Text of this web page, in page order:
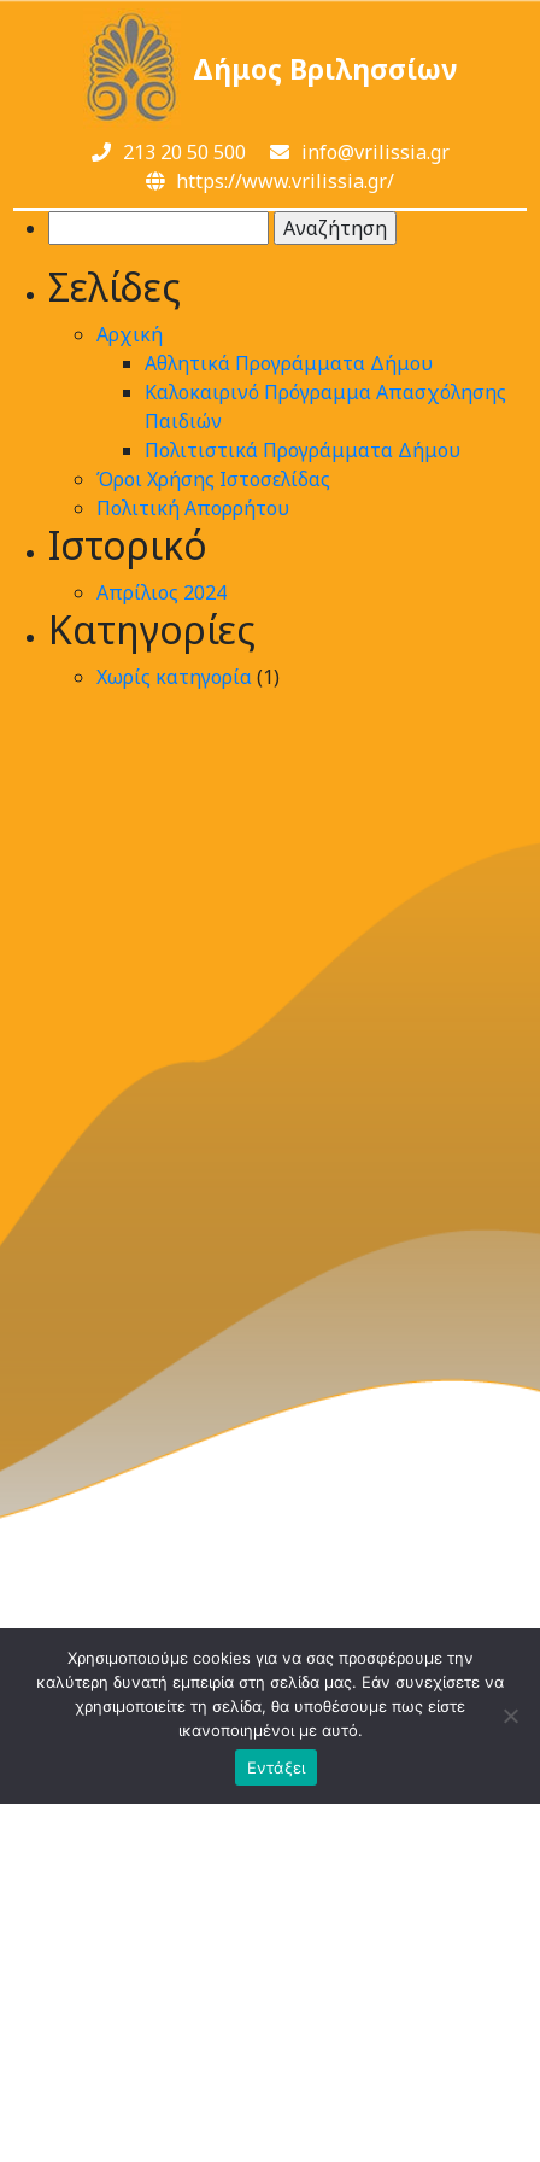
Δήμος Βριλησσίων
213 20 50 500
info@vrilissia.gr
https://www.vrilissia.gr/
για:
Σελίδες
Αρχική
Αθλητικά Προγράμματα Δήμου
Καλοκαιρινό Πρόγραμμα Απασχόλησης
Παιδιών
Πολιτιστικά Προγράμματα Δήμου
Όροι Χρήσης Ιστοσελίδας
Πολιτική Απορρήτου
Ιστορικό
Απρίλιος 2024
Kατηγορίες
Χωρίς κατηγορία(1)
Χρησιμοποιούμε cookies για να σας προσφέρουμε την
καλύτερη δυνατή εμπειρία στη σελίδα μας. Εάν συνεχίσετε να
χρησιμοποιείτε τη σελίδα, θα υποθέσουμε πως είστε
ικανοποιημένοι με αυτό.
Εντάξει